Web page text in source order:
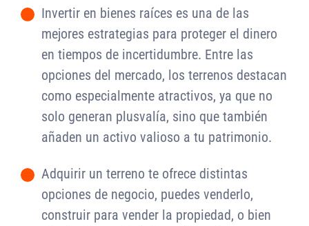
-
Invertir en bienes raíces es una de las
mejores estrategias para proteger el dinero
en tiempos de incertidumbre. Entre las
opciones del mercado, los terrenos destacan
como especialmente atractivos, ya que no
solo generan plusvalía, sino que también
añaden un activo valioso a tu patrimonio.
-
Adquirir un terreno te ofrece distintas
opciones de negocio, puedes venderlo,
construir para vender la propiedad, o bien